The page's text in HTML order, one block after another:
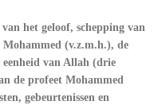
het geloof, schepping van
Mohammed (v.z.m.h.), de
van Allah (drie
de profeet Mohammed
gebeurtenissen en